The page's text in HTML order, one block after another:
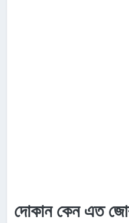
দোকান কেন এত জোর